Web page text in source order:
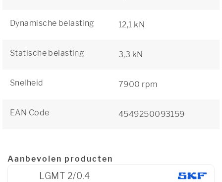
Dynamische belasting 12,1 kN
Statische belasting 3,3 kN
Snelheid 7900 rpm
EAN Code 4549250093159
Aanbevolen producten
LGMT 2/0.4